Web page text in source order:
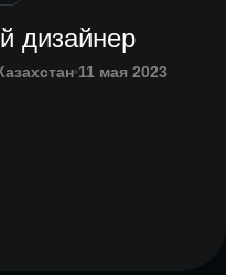
дизайнер
11 мая 2023